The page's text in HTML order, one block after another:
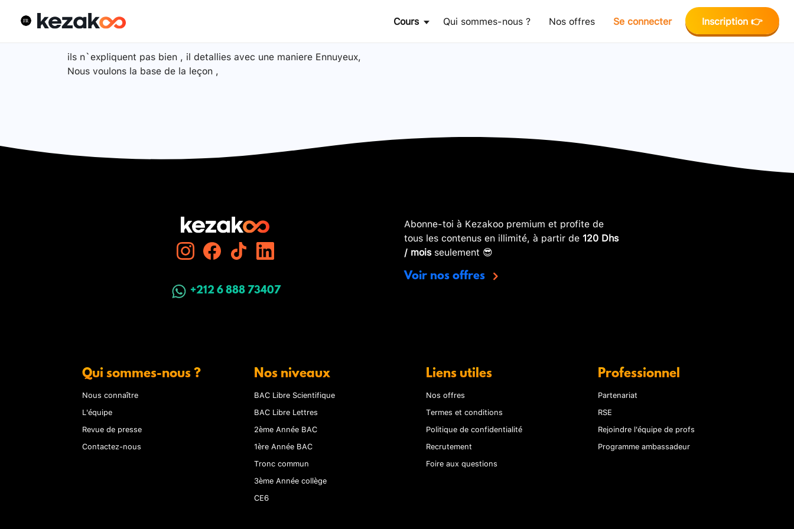
Cours Qui sommes-nous ? Nos offres Se connecter Inscription 👉
ils n`expliquent pas bien , il detallies avec une maniere Ennuyeux,
Nous voulons la base de la leçon ,
+212 6 888 73407
Abonne-toi à Kezakoo premium et profite de
tous les contenus en illimité, à partir de 120 Dhs
/ moisseulement 😎
Voir nos offres
Qui sommes-nous ?
Nous connaître
L'équipe
Revue de presse
Contactez-nous
Nos niveaux
BAC Libre Scientifique
BAC Libre Lettres
2ème Année BAC
1ère Année BAC
Tronc commun
3ème Année collège
CE6
Liens utiles
Nos offres
Termes et conditions
Politique de confidentialité
Recrutement
Foire aux questions
Professionnel
Partenariat
RSE
Rejoindre l'équipe de profs
Programme ambassadeur